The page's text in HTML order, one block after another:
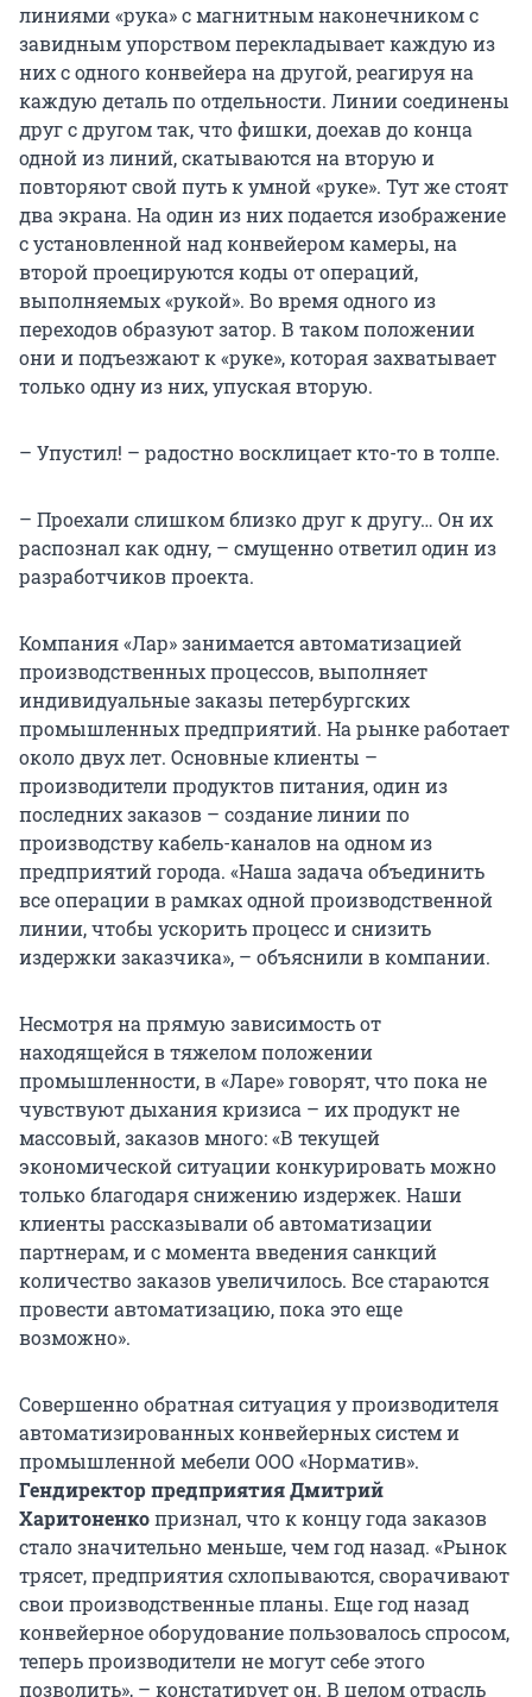
линиями «рука» с магнитным наконечником с
завидным упорством перекладывает каждую из
них с одного конвейера на другой, реагируя на
каждую деталь по отдельности. Линии соединены
друг с другом так, что фишки, доехав до конца
одной из линий, скатываются на вторую и
повторяют свой путь к умной «руке». Тут же стоят
два экрана. На один из них подается изображение
с установленной над конвейером камеры, на
второй проецируются коды от операций,
выполняемых «рукой». Во время одного из
переходов образуют затор. В таком положении
они и подъезжают к «руке», которая захватывает
только одну из них, упуская вторую.
– Упустил! – радостно восклицает кто-то в толпе.
– Проехали слишком близко друг к другу… Он их
распознал как одну, – смущенно ответил один из
разработчиков проекта.
Компания «Лар» занимается автоматизацией
производственных процессов, выполняет
индивидуальные заказы петербургских
промышленных предприятий. На рынке работает
около двух лет. Основные клиенты –
производители продуктов питания, один из
последних заказов – создание линии по
производству кабель-каналов на одном из
предприятий города. «Наша задача объединить
все операции в рамках одной производственной
линии, чтобы ускорить процесс и снизить
издержки заказчика», – объяснили в компании.
Несмотря на прямую зависимость от
находящейся в тяжелом положении
промышленности, в «Ларе» говорят, что пока не
чувствуют дыхания кризиса – их продукт не
массовый, заказов много: «В текущей
экономической ситуации конкурировать можно
только благодаря снижению издержек. Наши
клиенты рассказывали об автоматизации
партнерам, и с момента введения санкций
количество заказов увеличилось. Все стараются
провести автоматизацию, пока это еще
возможно».
Совершенно обратная ситуация у производителя
автоматизированных конвейерных систем и
промышленной мебели ООО «Норматив».
Гендиректор предприятия Дмитрий
Харитоненкопризнал, что к концу года заказов
стало значительно меньше, чем год назад. «Рынок
трясет, предприятия схлопываются, сворачивают
свои производственные планы. Еще год назад
конвейерное оборудование пользовалось спросом,
теперь производители не могут себе этого
позволить», – констатирует он. В целом отрасль